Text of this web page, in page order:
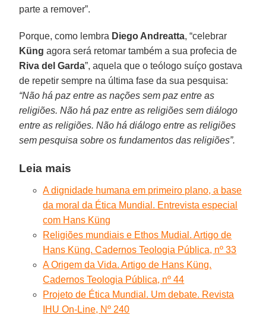
parte a remover”.
Porque, como lembra Diego Andreatta, “celebrar
Küng agora será retomar também a sua profecia de
Riva del Garda”, aquela que o teólogo suíço gostava
de repetir sempre na última fase da sua pesquisa:
“Não há paz entre as nações sem paz entre as
religiões. Não há paz entre as religiões sem diálogo
entre as religiões. Não há diálogo entre as religiões
sem pesquisa sobre os fundamentos das religiões”.
Leia mais
A dignidade humana em primeiro plano, a base
da moral da Ética Mundial. Entrevista especial
com Hans Küng
Religiões mundiais e Ethos Mudial. Artigo de
Hans Küng. Cadernos Teologia Pública, nº 33
A Origem da Vida. Artigo de Hans Küng.
Cadernos Teologia Pública, nº 44
Projeto de Ética Mundial. Um debate. Revista
IHU On-Line, Nº 240